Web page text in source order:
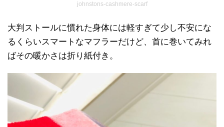
johnstons-cashmere-scarf
大判ストールに慣れた身体には軽すぎて少し不安にな
るくらいスマートなマフラーだけど、首に巻いてみれ
ばその暖かさは折り紙付き。